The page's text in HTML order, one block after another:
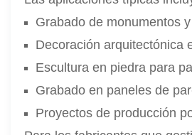
Grabado de monumentos
Decoración arquitectónica
Escultura en piedra para
Grabado en paneles de
Proyectos de producción